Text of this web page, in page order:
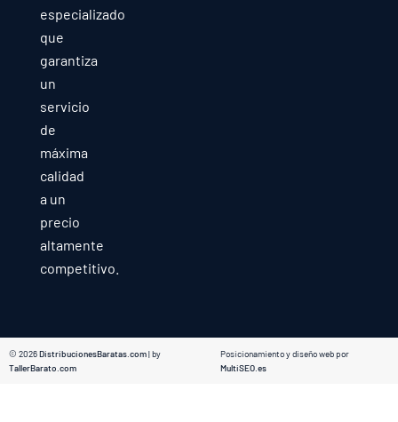
especializado
que
garantiza
un
servicio
de
máxima
calidad
a un
precio
altamente
competitivo.
© 2026DistribucionesBaratas.com| by
TallerBarato.com
Posicionamiento y diseño web por
MultiSEO.es